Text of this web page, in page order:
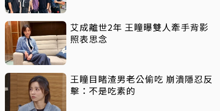
艾成離世2年 王瞳曝雙人牽手背影
照表思念
王瞳目睹渣男老公偷吃 崩潰隱忍反
擊：不是吃素的